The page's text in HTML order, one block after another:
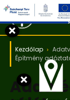
Kezdőlap
Építmény
×
×